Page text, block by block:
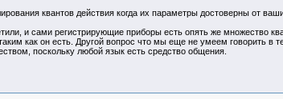
квантов действия когда их параметры достоверны от
и сами регистрирующие приборы есть опять же множество
как он есть. Другой вопрос что мы еще не умеем говорить в
поскольку любой язык есть средство общения.